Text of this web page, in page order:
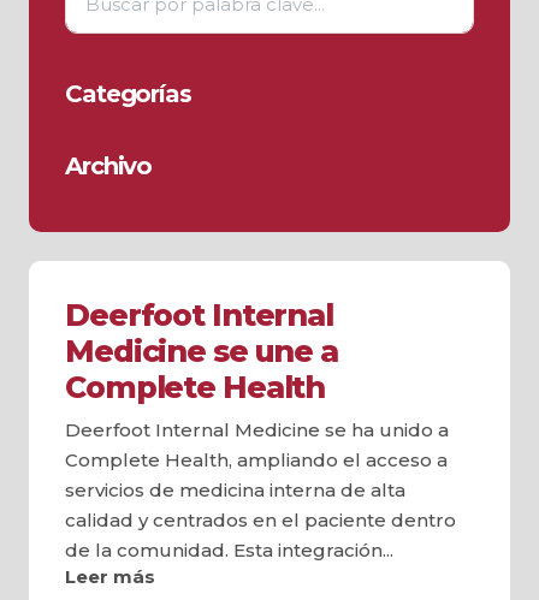
Categorías
Archivo
Deerfoot Internal
Medicine se une a
Complete Health
Deerfoot Internal Medicine se ha unido a
Complete Health, ampliando el acceso a
servicios de medicina interna de alta
calidad y centrados en el paciente dentro
de la comunidad. Esta integración...
Leer más